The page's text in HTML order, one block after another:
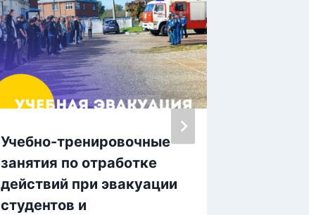
Учебно-тренировочные
занятия по отработке
действий при эвакуации
студентов и